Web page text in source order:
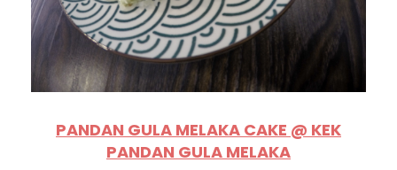
PANDAN GULA MELAKA CAKE @ KEK
PANDAN GULA MELAKA